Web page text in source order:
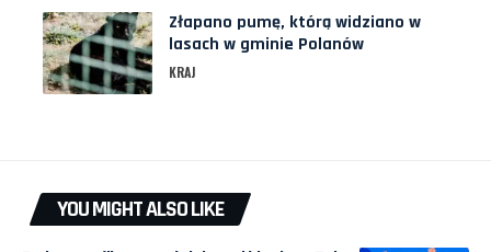
Złapano pumę, którą widziano w
lasach w gminie Polanów
KRAJ
YOU MIGHT ALSO LIKE